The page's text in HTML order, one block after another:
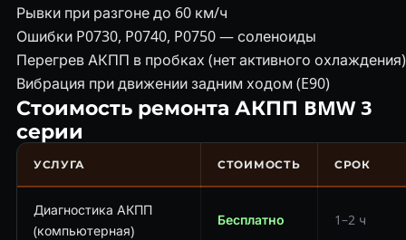
Рывки при разгоне до 60 км/ч
Ошибки P0730, P0740, P0750 — соленоиды
Перегрев АКПП в пробках (нет активного охлаждения)
Вибрация при движении задним ходом (E90)
Стоимость ремонта АКПП BMW 3
серии
УСЛУГА СТОИМОСТЬ СРОК
Диагностика АКПП
(компьютерная)
Бесплатно 1–2 ч